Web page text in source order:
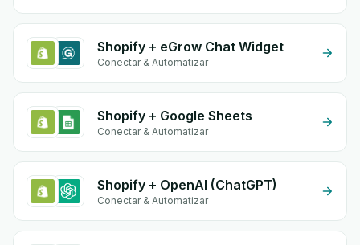
Shopify + eGrow Chat Widget
Conectar & Automatizar
Shopify + Google Sheets
Conectar & Automatizar
Shopify + OpenAI (ChatGPT)
Conectar & Automatizar